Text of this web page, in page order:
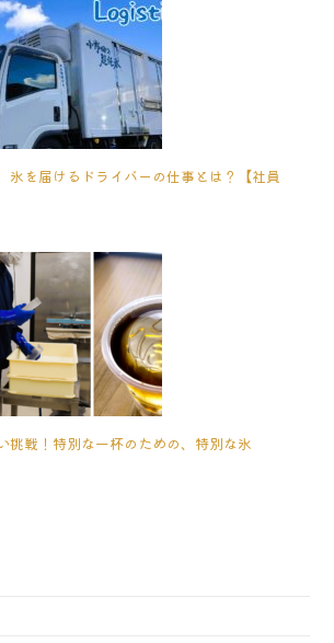
氷を届けるドライバーの仕事とは？【社員
挑戦！特別な一杯のための、特別な氷